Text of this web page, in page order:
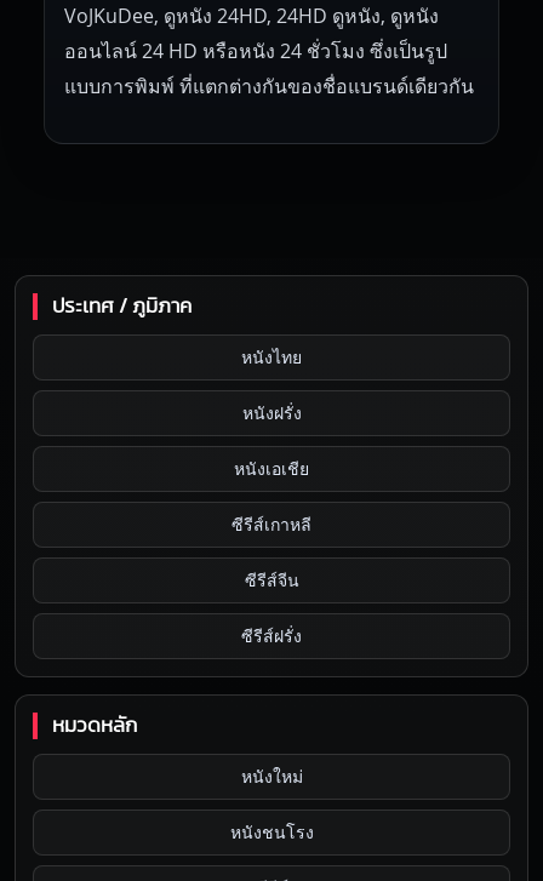
VoJKuDee, ดูหนัง 24HD, 24HD ดูหนัง, ดูหนัง
ออนไลน์ 24 HD หรือหนัง 24 ชั่วโมง ซึ่งเป็นรูป
แบบการพิมพ์ ที่แตกต่างกันของชื่อแบรนด์เดียวกัน
ประเทศ / ภูมิภาค
หนังไทย
หนังฝรั่ง
หนังเอเชีย
ซีรีส์เกาหลี
ซีรีส์จีน
ซีรีส์ฝรั่ง
หมวดหลัก
หนังใหม่
หนังชนโรง